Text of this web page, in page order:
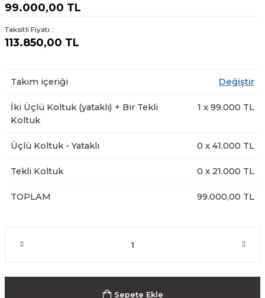
99.000,00 TL
Taksitli Fiyatı :
113.850,00 TL
Takım içeriği Değiştir
İki Üçlü Koltuk (yataklı) + Bir Tekli
Koltuk
1 x 99.000 TL
Üçlü Koltuk - Yataklı 0 x 41.000 TL
Tekli Koltuk 0 x 21.000 TL
TOPLAM 99.000,00 TL
Sepete Ekle